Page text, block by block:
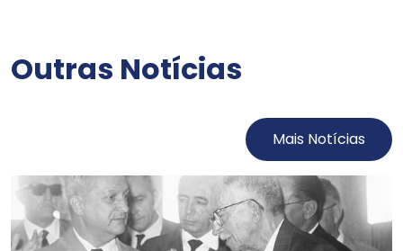
Outras Notícias
Mais Notícias